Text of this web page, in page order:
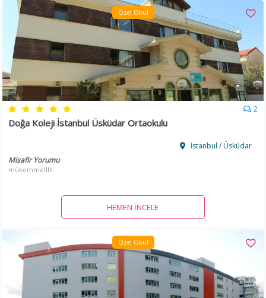
Özel Okul
2
Doğa Koleji İstanbul Üsküdar Ortaokulu
İstanbul / Üsküdar
Misafir Yorumu
mükemmelllll
HEMEN İNCELE
Özel Okul